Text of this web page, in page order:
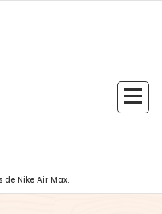
Nike Air Max.